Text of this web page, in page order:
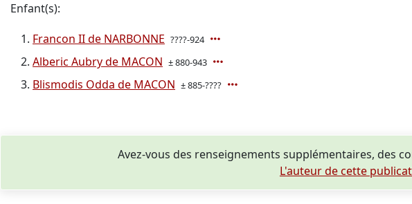
Enfant(s):
Francon II de NARBONNE ????-924
Alberic Aubry de MACON ± 880-943
Blismodis Odda de MACON ± 885-????
Avez-vous des renseignements supplémentaires, des
L'auteur de cette